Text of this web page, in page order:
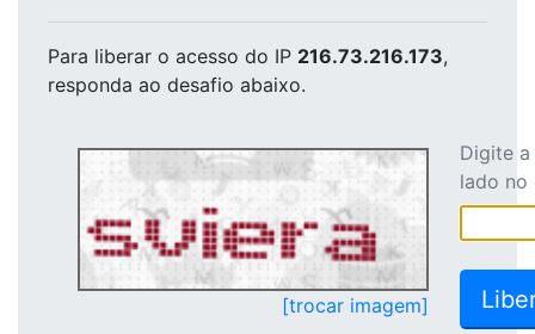
Para liberar o acesso do IP 216.73.216.173,
responda ao desafio abaixo.
[trocar imagem]
Digite
lado no